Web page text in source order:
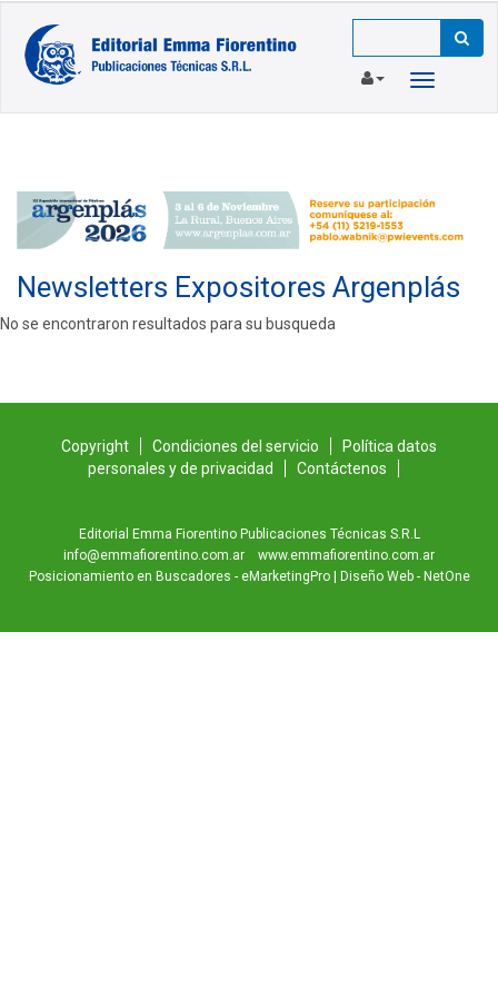
Toggle
Newsletters Expositores Argenplás
No se encontraron resultados para su busqueda
Copyright Condiciones del servicio
Política datos
personales y de privacidad
Contáctenos
Editorial Emma Fiorentino Publicaciones Técnicas S.R.L
info@emmafiorentino.com.ar
www.emmafiorentino.com.ar
Posicionamiento en Buscadores - eMarketingPro| Diseño Web - NetOne